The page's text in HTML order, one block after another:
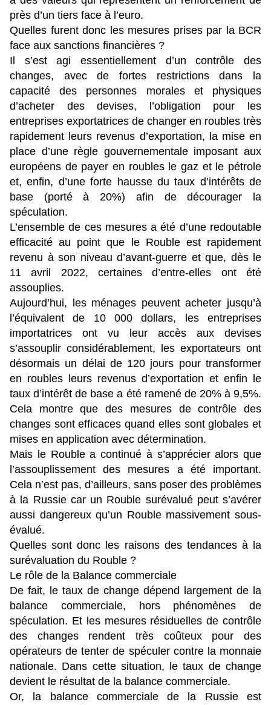
près d’un tiers face à l’euro.
Quelles furent donc les mesures prises par la BCR
face aux sanctions financières ?
Il s’est agi essentiellement d’un contrôle des
changes, avec de fortes restrictions dans la
capacité des personnes morales et physiques
d’acheter des devises, l’obligation pour les
entreprises exportatrices de changer en roubles très
rapidement leurs revenus d’exportation, la mise en
place d’une règle gouvernementale imposant aux
européens de payer en roubles le gaz et le pétrole
et, enfin, d’une forte hausse du taux d’intérêts de
base (porté à 20%) afin de décourager la
spéculation.
L’ensemble de ces mesures a été d’une redoutable
efficacité au point que le Rouble est rapidement
revenu à son niveau d’avant-guerre et que, dès le
11 avril 2022, certaines d’entre-elles ont été
assouplies.
Aujourd’hui, les ménages peuvent acheter jusqu’à
l’équivalent de 10 000 dollars, les entreprises
importatrices ont vu leur accès aux devises
s’assouplir considérablement, les exportateurs ont
désormais un délai de 120 jours pour transformer
en roubles leurs revenus d’exportation et enfin le
taux d’intérêt de base a été ramené de 20% à 9,5%.
Cela montre que des mesures de contrôle des
changes sont efficaces quand elles sont globales et
mises en application avec détermination.
Mais le Rouble a continué à s’apprécier alors que
l’assouplissement des mesures a été important.
Cela n’est pas, d’ailleurs, sans poser des problèmes
à la Russie car un Rouble surévalué peut s’avérer
aussi dangereux qu’un Rouble massivement sous-
évalué.
Quelles sont donc les raisons des tendances à la
surévaluation du Rouble ?
Le rôle de la Balance commerciale
De fait, le taux de change dépend largement de la
balance commerciale, hors phénomènes de
spéculation. Et les mesures résiduelles de contrôle
des changes rendent très coûteux pour des
opérateurs de tenter de spéculer contre la monnaie
nationale. Dans cette situation, le taux de change
devient le résultat de la balance commerciale.
Or, la balance commerciale de la Russie est